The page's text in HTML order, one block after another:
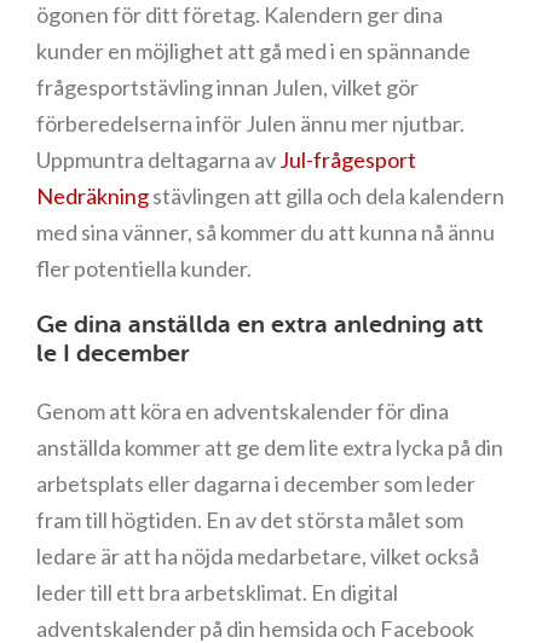
ögonen för ditt företag. Kalendern ger dina
kunder en möjlighet att gå med i en spännande
frågesportstävling innan Julen, vilket gör
förberedelserna inför Julen ännu mer njutbar.
Uppmuntra deltagarna avJul-frågesport
Nedräkningstävlingen att gilla och dela kalendern
med sina vänner, så kommer du att kunna nå ännu
fler potentiella kunder.
Ge dina anställda en extra anledning att
le I december
Genom att köra en adventskalender för dina
anställda kommer att ge dem lite extra lycka på din
arbetsplats eller dagarna i december som leder
fram till högtiden. En av det största målet som
ledare är att ha nöjda medarbetare, vilket också
leder till ett bra arbetsklimat. En digital
adventskalender på din hemsida och Facebook